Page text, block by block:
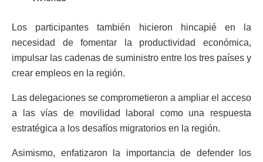
Los participantes también hicieron hincapié en la
necesidad de fomentar la productividad económica,
impulsar las cadenas de suministro entre los tres países y
crear empleos en la región.
Las delegaciones se comprometieron a ampliar el acceso
a las vías de movilidad laboral como una respuesta
estratégica a los desafíos migratorios en la región.
Asimismo, enfatizaron la importancia de defender los